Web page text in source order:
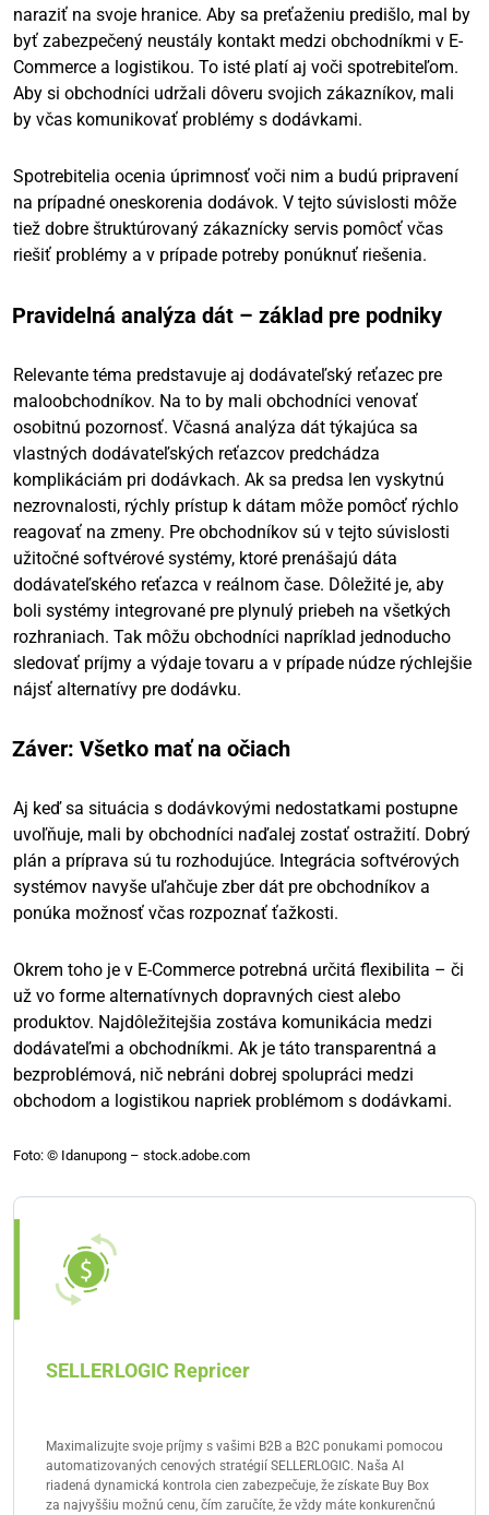
naraziť na svoje hranice. Aby sa preťaženiu predišlo, mal by
byť zabezpečený neustály kontakt medzi obchodníkmi v E-
Commerce a logistikou. To isté platí aj voči spotrebiteľom.
Aby si obchodníci udržali dôveru svojich zákazníkov, mali
by včas komunikovať problémy s dodávkami.
Spotrebitelia ocenia úprimnosť voči nim a budú pripravení
na prípadné oneskorenia dodávok. V tejto súvislosti môže
tiež dobre štruktúrovaný zákaznícky servis pomôcť včas
riešiť problémy a v prípade potreby ponúknuť riešenia.
Pravidelná analýza dát – základ pre podniky
Relevante téma predstavuje aj dodávateľský reťazec pre
maloobchodníkov. Na to by mali obchodníci venovať
osobitnú pozornosť. Včasná analýza dát týkajúca sa
vlastných dodávateľských reťazcov predchádza
komplikáciám pri dodávkach. Ak sa predsa len vyskytnú
nezrovnalosti, rýchly prístup k dátam môže pomôcť rýchlo
reagovať na zmeny. Pre obchodníkov sú v tejto súvislosti
užitočné softvérové systémy, ktoré prenášajú dáta
dodávateľského reťazca v reálnom čase. Dôležité je, aby
boli systémy integrované pre plynulý priebeh na všetkých
rozhraniach. Tak môžu obchodníci napríklad jednoducho
sledovať príjmy a výdaje tovaru a v prípade núdze rýchlejšie
nájsť alternatívy pre dodávku.
Záver: Všetko mať na očiach
Aj keď sa situácia s dodávkovými nedostatkami postupne
uvoľňuje, mali by obchodníci naďalej zostať ostražití. Dobrý
plán a príprava sú tu rozhodujúce. Integrácia softvérových
systémov navyše uľahčuje zber dát pre obchodníkov a
ponúka možnosť včas rozpoznať ťažkosti.
Okrem toho je v E-Commerce potrebná určitá flexibilita – či
už vo forme alternatívnych dopravných ciest alebo
produktov. Najdôležitejšia zostáva komunikácia medzi
dodávateľmi a obchodníkmi. Ak je táto transparentná a
bezproblémová, nič nebráni dobrej spolupráci medzi
obchodom a logistikou napriek problémom s dodávkami.
Foto: © Idanupong – stock.adobe.com
SELLERLOGIC Repricer
Maximalizujte svoje príjmy s vašimi B2B a B2C ponukami pomocou
automatizovaných cenových stratégií SELLERLOGIC. Naša AI
riadená dynamická kontrola cien zabezpečuje, že získate Buy Box
za najvyššiu možnú cenu, čím zaručíte, že vždy máte konkurenčnú